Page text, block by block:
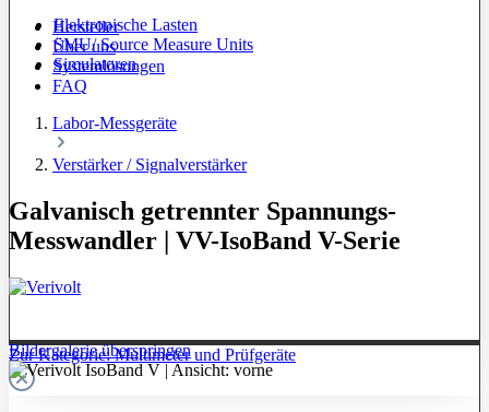
Elektronische Lasten
SMU/ Source Measure Units
Simulatoren
Zur Kategorie: Multimeter und Prüfgeräte
Hersteller
Über uns
Systemlösungen
FAQ
Labor-Messgeräte
Verstärker / Signalverstärker
Galvanisch getrennter Spannungs-
Messwandler | VV-IsoBand V-Serie
Bildergalerie überspringen